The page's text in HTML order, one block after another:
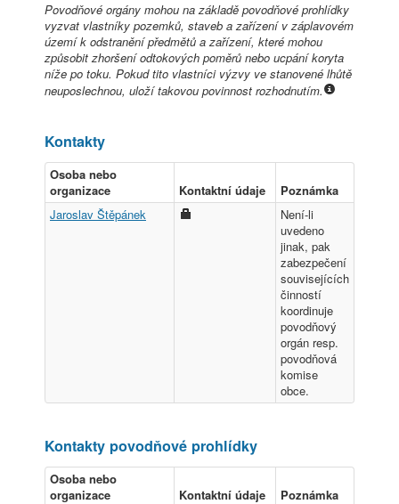
Povodňové orgány mohou na základě povodňové prohlídky
vyzvat vlastníky pozemků, staveb a zařízení v záplavovém
území k odstranění předmětů a zařízení, které mohou
způsobit zhoršení odtokových poměrů nebo ucpání koryta
níže po toku. Pokud tito vlastníci výzvy ve stanovené lhůtě
neuposlechnou, uloží takovou povinnost rozhodnutím.
Kontakty
Osoba nebo
organizace
Kontaktní údaje
Poznámka
Jaroslav Štěpánek
Není-li
uvedeno
jinak, pak
zabezpečení
souvisejících
činností
koordinuje
povodňový
orgán resp.
povodňová
komise
obce.
Kontakty povodňové prohlídky
Osoba nebo
organizace
Kontaktní údaje
Poznámka